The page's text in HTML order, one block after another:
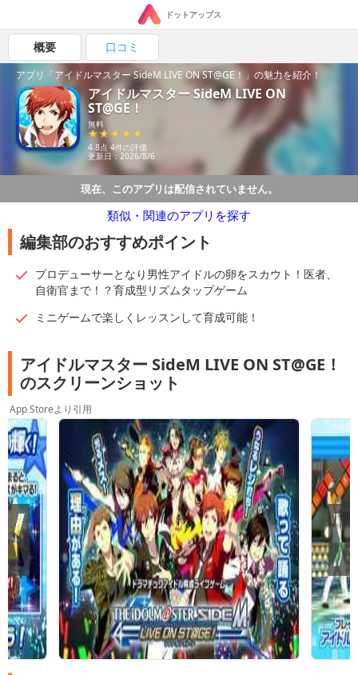
ドットアップス
概要 口コミ
アプリ「アイドルマスター SideM LIVE ON ST@GE！」の魅力を紹介！
アイドルマスター SideM LIVE ON
ST@GE！
無料
4.8点 4件の評価
更新日：2026/8/6
現在、このアプリは配信されていません。
類似・関連のアプリを探す
編集部のおすすめポイント
プロデューサーとなり男性アイドルの卵をスカウト！医者、
自衛官まで！？育成型リズムタップゲーム
ミニゲームで楽しくレッスンして育成可能！
アイドルマスター SideM LIVE ON ST@GE！
のスクリーンショット
App Storeより引用